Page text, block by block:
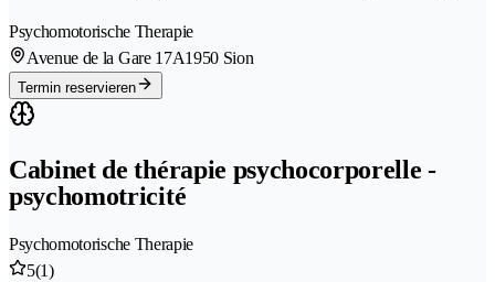
Psychomotorische Therapie
Avenue de la Gare 17A1950 Sion
Termin reservieren
Cabinet de thérapie psychocorporelle -
psychomotricité
Psychomotorische Therapie
5(1)